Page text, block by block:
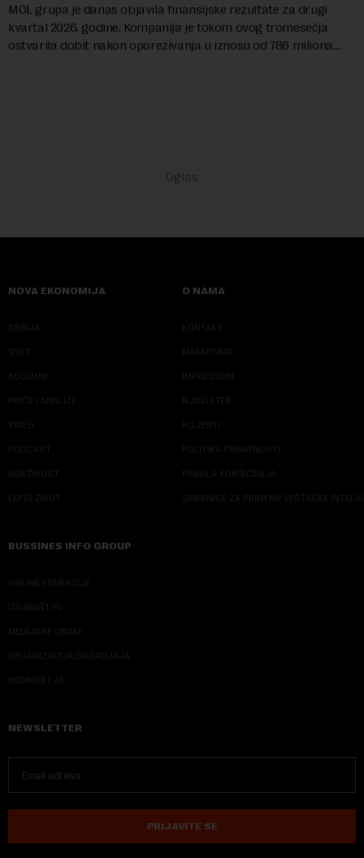
MOL grupa je danas objavila finansijske rezultate za drugi
kvartal 2026. godine. Kompanija je tokom ovog tromesečja
ostvarila dobit nakon oporezivanja u iznosu od 786 miliona
NOVA EKONOMIJA
SRBIJA
SVET
KOLUMNE
PRIČE I ANALIZE
VIDEO
PODCAST
ODRŽIVOST
LEPŠI ŽIVOT
O NAMA
KONTAKT
MARKETING
IMPRESSUM
NJUZLETER
KLIJENTI
POLITIKA PRIVATNOSTI
PRAVILA KORIŠĆENJA
SMERNICE ZA PRIMENU VEŠTAČKE
BUSSINES INFO GROUP
ONLINE EDUKACIJE
IZDAVAŠTVO
MEDIJSKE OBUKE
ORGANIZACIJA DOGADJAJA
EKONOM I JA
NEWSLETTER
PRIJAVITE SE